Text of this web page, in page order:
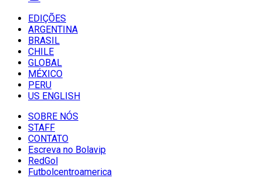
EDIÇÕES
ARGENTINA
BRASIL
CHILE
GLOBAL
MÉXICO
PERU
US ENGLISH
SOBRE NÓS
STAFF
CONTATO
Escreva no Bolavip
RedGol
Futbolcentroamerica